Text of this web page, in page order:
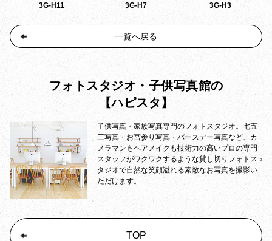
3G-H11 3G-H7 3G-H3
一覧へ戻る
フォトスタジオ・子供写真館の
【ハピスタ】
子供写真・家族写真専門のフォトスタジオ。七五
三写真・お宮参り写真・バースデー写真など、カ
メラマンもヘアメイクも技術力の高いプロの専門
スタッフがワクワクするような貸し切りフォトス
タジオで自然な笑顔溢れる素敵なお写真を撮影い
ただけます。
TOP